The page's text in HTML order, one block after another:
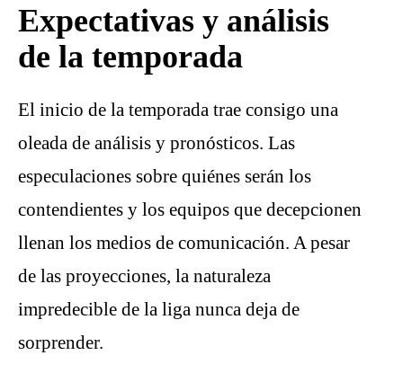
Expectativas y análisis
de la temporada
El inicio de la temporada trae consigo una
oleada de análisis y pronósticos. Las
especulaciones sobre quiénes serán los
contendientes y los equipos que decepcionen
llenan los medios de comunicación. A pesar
de las proyecciones, la naturaleza
impredecible de la liga nunca deja de
sorprender.